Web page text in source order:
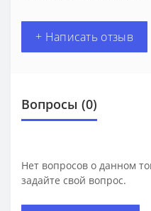
+ Написать отзыв
Вопросы (0)
Нет вопросов о данном
задайте свой вопрос.